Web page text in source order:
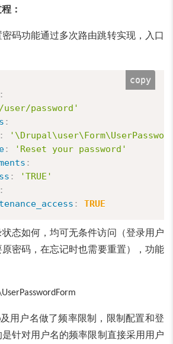
：
码功能通过多次路由跳转实现，入口
:
password'
:
:
:
'Reset your password'
:
:
'TRUE'
:
: TRUE
copy
态如何，均可无条件访问（登录用户
密码，在忘记时也需要重置），功能
及用户名做了频率限制，限制配置和登
针对用户名的频率限制直接采用用户